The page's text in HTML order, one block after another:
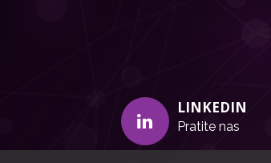
LINKEDIN
Pratite nas